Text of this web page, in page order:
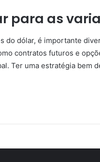
para as
do dólar, é importante
contratos futuros e
Ter uma estratégia bem